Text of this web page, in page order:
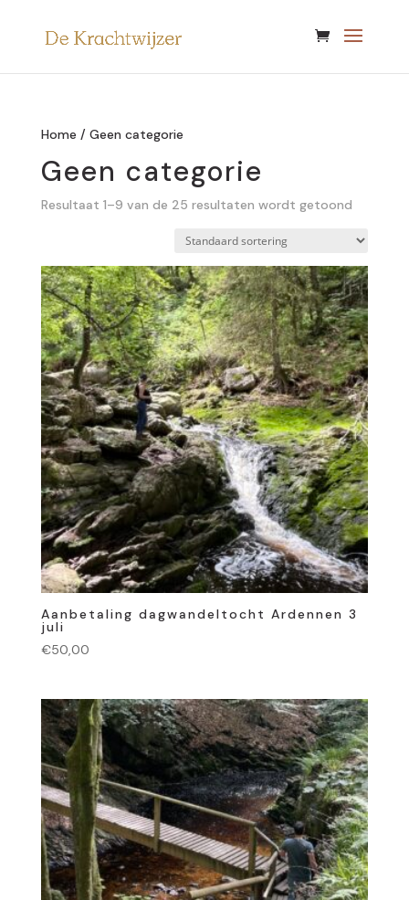
Home / Geen categorie
Geen categorie
Resultaat 1–9 van de 25 resultaten wordt getoond
Aanbetaling dagwandeltocht Ardennen 3
juli
€50,00